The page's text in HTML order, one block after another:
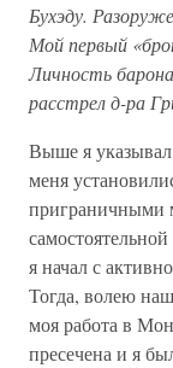
Бухэду.
Мой первый
Личность
расстрел д-ра
Выше я указывал
меня
приграничными
я начал с
Тогда, волею
моя работа в
пресечена и я